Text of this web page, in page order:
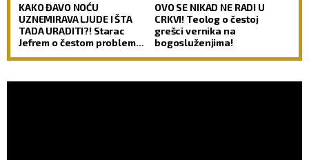
KAKO ĐAVO NOĆU
UZNEMIRAVA LJUDE I ŠTA
TADA URADITI?! Starac
Jefrem o čestom problemu
OVO SE NIKAD NE RADI U
CRKVI! Teolog o čestoj
grešci vernika na
bogosluženjima!